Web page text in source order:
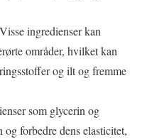
ingredienser kan
områder, hvilket kan
og ilt og fremme
som glycerin og
forbedre dens elasticitet,